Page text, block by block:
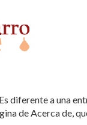
diferente a una
de Acerca de,